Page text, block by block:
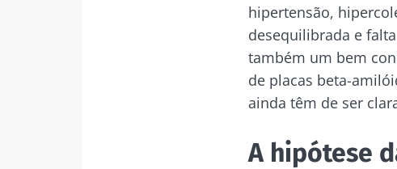
hipertensão,
desequilibrada e
também um bem
de placas beta-
ainda têm de ser
A hipótese